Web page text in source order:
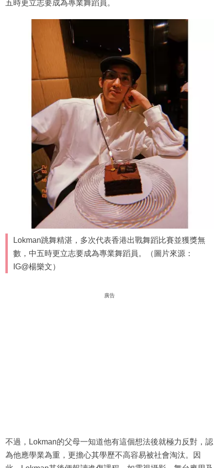
五時更立志要成為專業舞蹈員。
Lokman跳舞精湛，多次代表香港出戰舞蹈比賽並獲獎無
數，中五時更立志要成為專業舞蹈員。（圖片來源：
IG@楊樂文）
廣告
不過，Lokman的父母一知道他有這個想法後就極力反對，認
為他應學業為重，更擔心其學歷不高容易被社會淘汰。因